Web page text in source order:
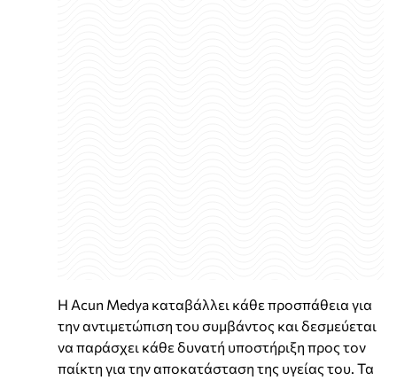
Η Acun Medya καταβάλλει κάθε προσπάθεια για
την αντιμετώπιση του συμβάντος και δεσμεύεται
να παράσχει κάθε δυνατή υποστήριξη προς τον
παίκτη για την αποκατάσταση της υγείας του. Τα